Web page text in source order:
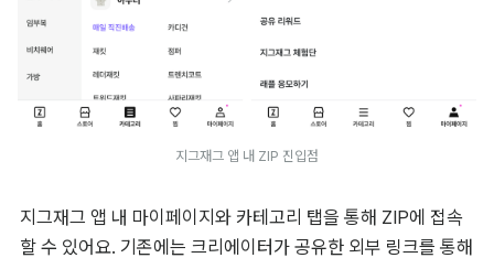
지그재그 앱 내 ZIP 진입점
지그재그 앱 내 마이페이지와 카테고리 탭을 통해 ZIP에 접속
할 수 있어요. 기존에는 크리에이터가 공유한 외부 링크를 통해